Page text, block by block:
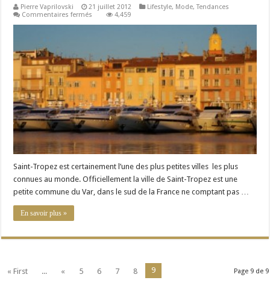
Pierre Vaprilovski 21 juillet 2012 Lifestyle, Mode,Tendances
Commentaires fermés
les
marques
de
Luxe
4,459
Saint-Tropez est certainement l’une des plus petites villes les plus
connues au monde. Officiellement la ville de Saint-Tropez est une
petite commune du Var, dans le sud de la France ne comptant pas …
En savoir plus »
Page 9 de 9
« First ... « 5 6 7 8 9